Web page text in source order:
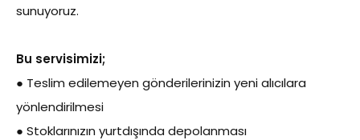
sunuyoruz.
Bu servisimizi;
● Teslim edilemeyen gönderilerinizin yeni alıcılara
yönlendirilmesi
● Stoklarınızın yurtdışında depolanması